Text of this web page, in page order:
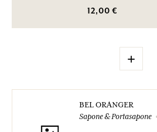
12,00 €
+
BEL ORANGER
Sapone & Portasapone